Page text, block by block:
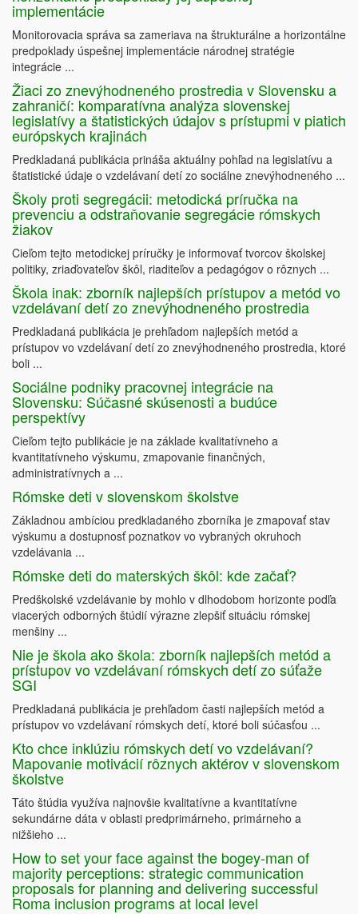
implementácie
Monitorovacia správa sa zameriava na štrukturálne a horizontálne
predpoklady úspešnej implementácie národnej stratégie
integrácie ...
Žiaci zo znevýhodneného prostredia v Slovensku a
zahraničí: komparatívna analýza slovenskej
legislatívy a štatistických údajov s prístupmi v piatich
európskych krajinách
Predkladaná publikácia prináša aktuálny pohľad na legislatívu a
štatistické údaje o vzdelávaní detí zo sociálne znevýhodneného ...
Školy proti segregácii: metodická príručka na
prevenciu a odstraňovanie segregácie rómskych
žiakov
Cieľom tejto metodickej príručky je informovať tvorcov školskej
politiky, zriaďovateľov škôl, riaditeľov a pedagógov o rôznych ...
Škola inak: zborník najlepších prístupov a metód vo
vzdelávaní detí zo znevýhodneného prostredia
Predkladaná publikácia je prehľadom najlepších metód a
prístupov vo vzdelávaní detí zo znevýhodneného prostredia, ktoré
boli ...
Sociálne podniky pracovnej integrácie na
Slovensku: Súčasné skúsenosti a budúce
perspektívy
Cieľom tejto publikácie je na základe kvalitatívneho a
kvantitatívneho výskumu, zmapovanie finančných,
administratívnych a ...
Rómske deti v slovenskom školstve
Základnou ambíciou predkladaného zborníka je zmapovať stav
výskumu a dostupnosť poznatkov vo vybraných okruhoch
vzdelávania ...
Rómske deti do materských škôl: kde začať?
Predškolské vzdelávanie by mohlo v dlhodobom horizonte podľa
viacerých odborných štúdií výrazne zlepšiť situáciu rómskej
menšiny ...
Nie je škola ako škola: zborník najlepších metód a
prístupov vo vzdelávaní rómskych detí zo súťaže
SGI
Predkladaná publikácia je prehľadom časti najlepších metód a
prístupov vo vzdelávaní rómskych detí, ktoré boli súčasťou ...
Kto chce inklúziu rómskych detí vo vzdelávaní?
Mapovanie motivácií rôznych aktérov v slovenskom
školstve
Táto štúdia využíva najnovšie kvalitatívne a kvantitatívne
sekundárne dáta v oblasti predprimárneho, primárneho a
nižšieho ...
How to set your face against the bogey-man of
majority perceptions: strategic communication
proposals for planning and delivering successful
Roma inclusion programs at local level